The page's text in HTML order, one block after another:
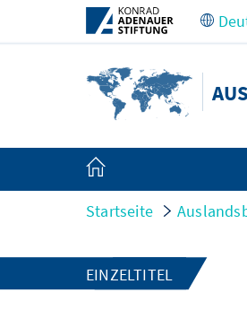
Zum Hauptinhalt springen
Startseite
EINZELTITEL